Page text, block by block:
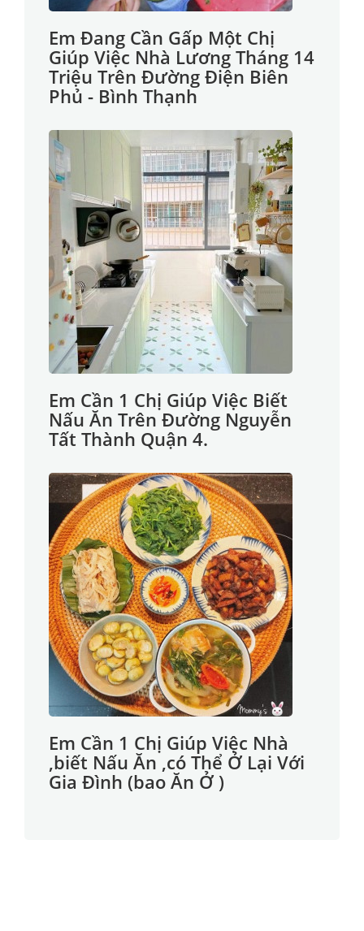
Em Đang Cần Gấp Một Chị
Giúp Việc Nhà Lương Tháng 14
Triệu Trên Đường Điện Biên
Phủ - Bình Thạnh
Em Cần 1 Chị Giúp Việc Biết
Nấu Ăn Trên Đường Nguyễn
Tất Thành Quận 4.
Em Cần 1 Chị Giúp Việc Nhà
,biết Nấu Ăn ,có Thể Ở Lại Với
Gia Đình (bao Ăn Ở )